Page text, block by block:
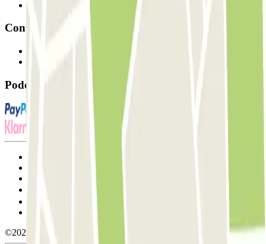
Contacto
Contacte-nos
Pode utilizar estes métodos de pagamento:
Termos de utilização e contratação
Condições de cancelamento
Política de cookies
Política de privacidade
©2026 Parclick. All rights reserved